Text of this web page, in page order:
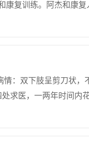
康复训练。阿杰和康
情：双下肢呈剪刀状
处求医，一两年时间